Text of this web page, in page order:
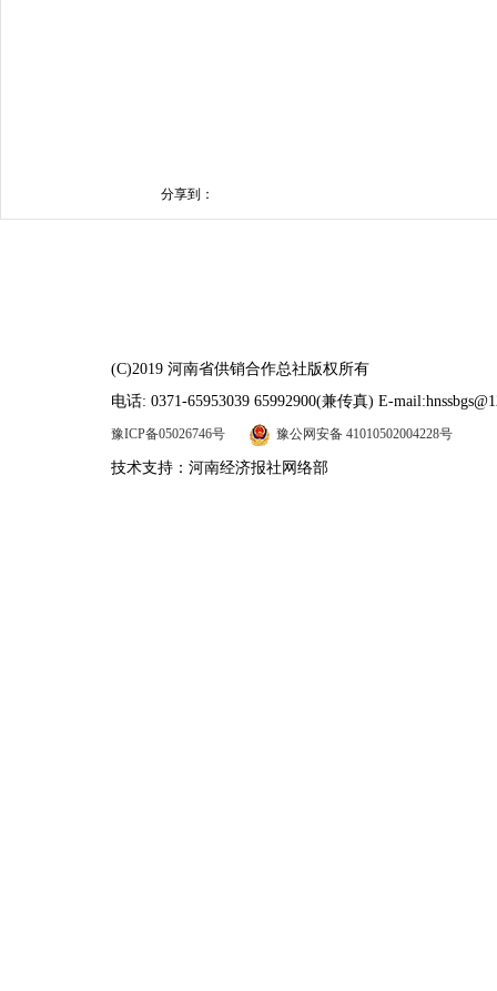
分享到：
(C)2019 河南省供销合作总社版权所有
电话: 0371-65953039 65992900(兼传真) E-
豫ICP备05026746号 豫公网安备 41010502004228号
技术支持：河南经济报社网络部